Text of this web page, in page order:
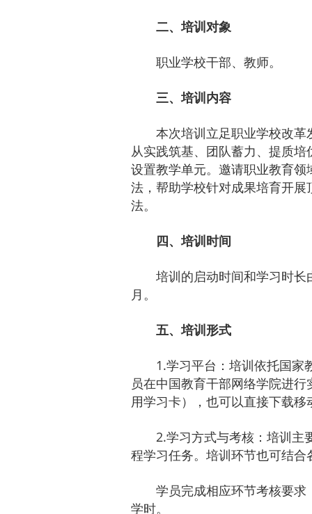
二、培训对象
职业学校干部、教师。
三、培训内容
本次培训立足职业学校改
从实践筑基、团队蓄力、提质
设置教学单元。邀请职业教育
法，帮助学校针对成果培育开
法。
四、培训时间
培训的启动时间和学习时
月。
五、培训形式
1.学习平台：培训依托国
员在中国教育干部网络学院进
用学习卡），也可以直接下载
2.学习方式与考核：培训主
程学习任务。培训环节也可结
学员完成相应环节考核要
学时。